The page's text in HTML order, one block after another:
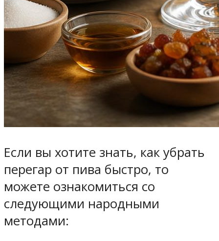
Если вы хотите знать, как убрать
перегар от пива быстро, то
можете ознакомиться со
следующими народными
методами: